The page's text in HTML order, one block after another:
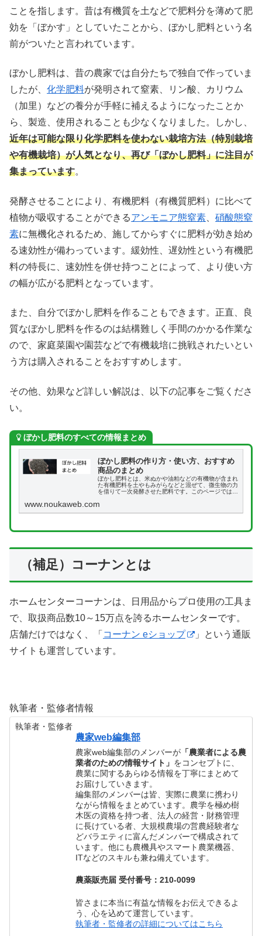
ことを指します。昔は有機質を土などで肥料分を薄めて肥
効を「ぼかす」としていたことから、ぼかし肥料という名
前がついたと言われています。
ぼかし肥料は、昔の農家では自分たちで独自で作っていま
したが、 化学肥料が発明されて窒素、リン酸、カリウム
（加里）などの養分が手軽に補えるようになったことか
ら、製造、使用されることも少なくなりました。しかし、
近年は可能な限り化学肥料を使わない栽培方法（特別栽培
や有機栽培）が人気となり、再び「ぼかし肥料」に注目が
集まっています。
発酵させることにより、有機肥料（有機質肥料）に比べて
植物が吸収することができるアンモニア態窒素
硝酸態窒
素に無機化されるため、施してからすぐに肥料が効き始め
る速効性が備わっています。緩効性、遅効性という有機肥
料の特長に、速効性を併せ持つことによって、より使い方
の幅が広がる肥料となっています。
また、自分でぼかし肥料を作ることもできます。正直、良
質なぼかし肥料を作るのは結構難しく手間のかかる作業な
ので、家庭菜園や園芸などで有機栽培に挑戦されたいとい
う方は購入されることをおすすめします。
その他、効果など詳しい解説は、以下の記事をご覧くださ
い。
ぼかし肥料のすべての情報まとめ
ぼかし肥料の作り方・使い方、おすすめ
商品のまとめ
ぼかし肥料とは、米ぬかや油粕などの有機物が含まれ
た有機肥料を土やもみがらなどと混ぜて、微生物の力
を借りて一次発酵させた肥料です。このページでは、
どをまとめて説明します。
www.noukaweb.com
（補足）コーナンとは
ホームセンターコーナンは、日用品からプロ使用の工具ま
で、取扱商品数10～15万点を誇るホームセンターです。
店舗だけではなく、「 コーナン eショップ
」という通販
サイトも運営しています。
執筆者・監修者情報
執筆者・監修者
農家web編集部
農家web編集部のメンバーが 「農業者による農
業者のための情報サイト」 をコンセプトに、
農業に関するあらゆる情報を丁寧にまとめて
お届けしていきます。
編集部のメンバーは皆、実際に農業に携わり
ながら情報をまとめています。農学を極め樹
木医の資格を持つ者、法人の経営・財務管理
に長けている者、大規模農場の営農経験者な
どバラエティに富んだメンバーで構成されて
います。他にも農機具やスマート農業機器、
ITなどのスキルも兼ね備えています。
農薬販売届 受付番号：210-0099
皆さまに本当に有益な情報をお伝えできるよ
う、心を込めて運営しています。
執筆者・監修者の詳細についてはこちら